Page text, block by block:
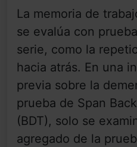
La memoria de
se evalúa con
serie, como la
hacia atrás. En una
previa sobre la
prueba de Span
(BDT), solo se
agregado de la